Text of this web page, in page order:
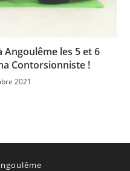
les 5 et 6
Contorsionniste !
2021